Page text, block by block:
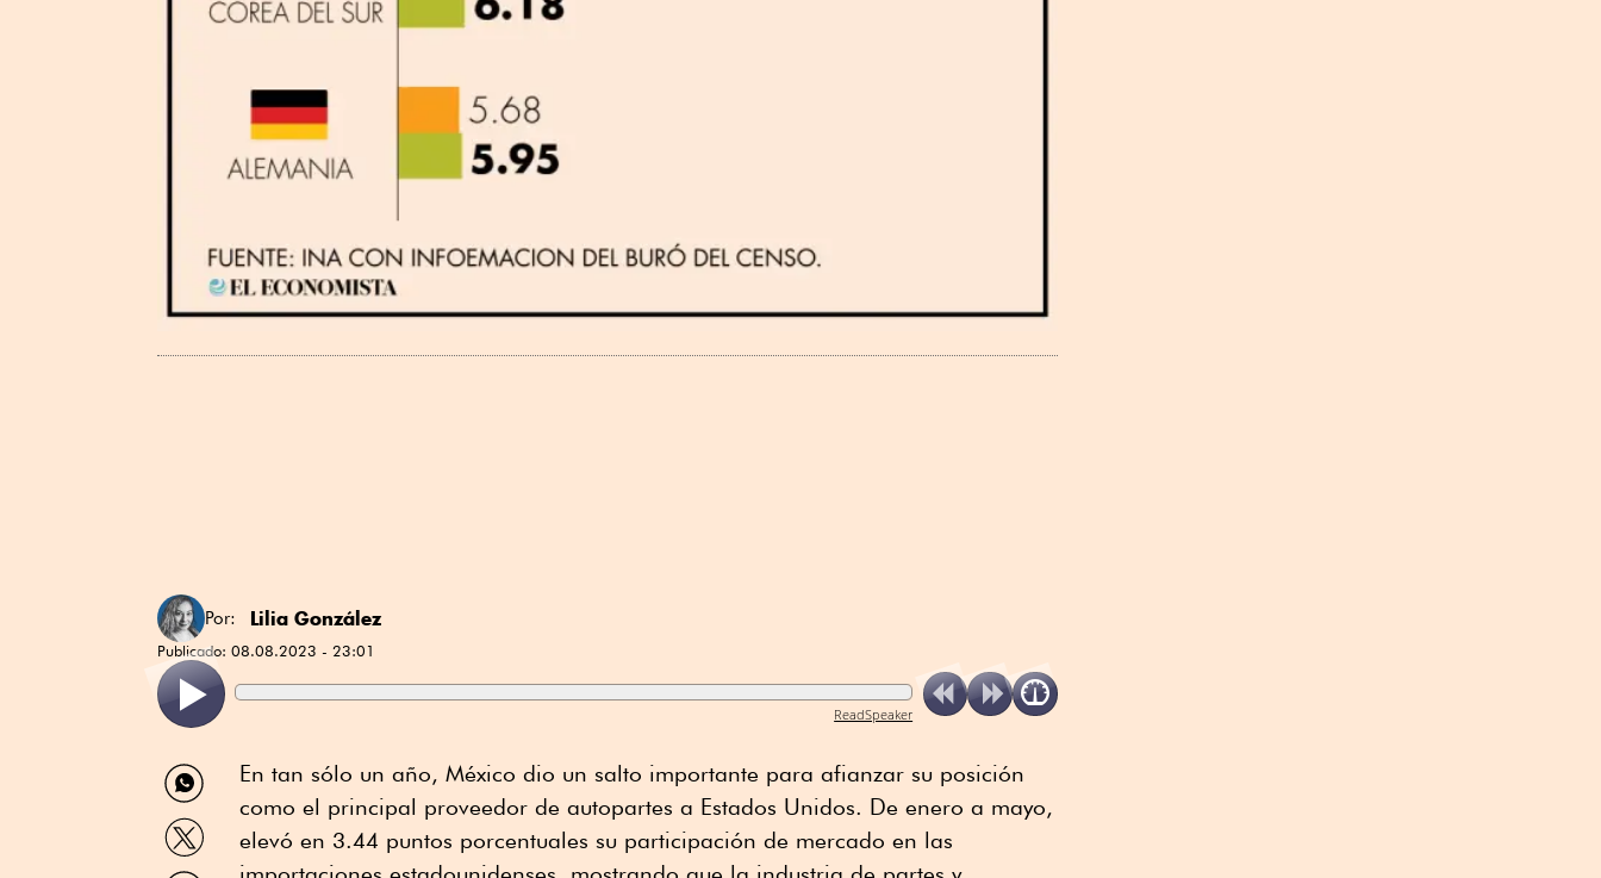
Por: Lilia González
Publicado: 08.08.2023 - 23:01
ReadSpeaker
Compartir
por
WhatsApp
Compartir
por
Twitter
En tan sólo un año, México dio un salto importante para afianzar su posición
como el principal proveedor de autopartes a Estados Unidos. De enero a mayo,
elevó en 3.44 puntos porcentuales su participación de mercado en las